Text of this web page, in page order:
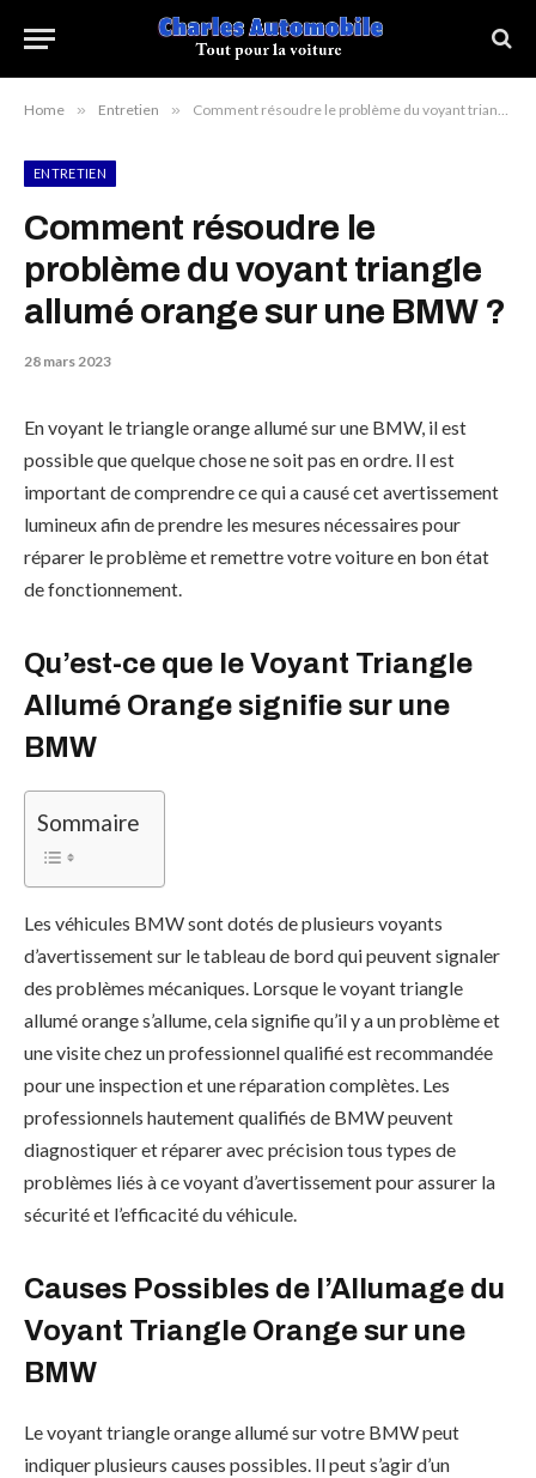
Home » Entretien » Comment résoudre le problème du voyant triangle allumé orange sur une BMW ?
ENTRETIEN
Comment résoudre le
problème du voyant triangle
allumé orange sur une BMW ?
28 mars 2023
En voyant le triangle orange allumé sur une BMW, il est
possible que quelque chose ne soit pas en ordre. Il est
important de comprendre ce qui a causé cet avertissement
lumineux afin de prendre les mesures nécessaires pour
réparer le problème et remettre votre voiture en bon état
de fonctionnement.
Qu’est-ce que le Voyant Triangle
Allumé Orange signifie sur une
BMW
Sommaire
Les véhicules BMW sont dotés de plusieurs voyants
d’avertissement sur le tableau de bord qui peuvent signaler
des problèmes mécaniques. Lorsque le voyant triangle
allumé orange s’allume, cela signifie qu’il y a un problème et
une visite chez un professionnel qualifié est recommandée
pour une inspection et une réparation complètes. Les
professionnels hautement qualifiés de BMW peuvent
diagnostiquer et réparer avec précision tous types de
problèmes liés à ce voyant d’avertissement pour assurer la
sécurité et l’efficacité du véhicule.
Causes Possibles de l’Allumage du
Voyant Triangle Orange sur une
BMW
Le voyant triangle orange allumé sur votre BMW peut
indiquer plusieurs causes possibles. Il peut s’agir d’un